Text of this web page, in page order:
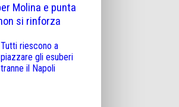
Molina e punta
si rinforza
Tutti riescono a
piazzare gli esuberi
tranne il Napoli